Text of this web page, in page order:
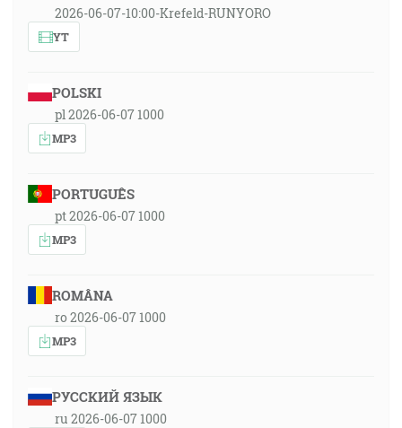
2026-06-07-10:00-Krefeld-RUNYORO
YT
POLSKI
pl 2026-06-07 1000
MP3
PORTUGUÊS
pt 2026-06-07 1000
MP3
ROMÂNA
ro 2026-06-07 1000
MP3
РУССКИЙ ЯЗЫК
ru 2026-06-07 1000